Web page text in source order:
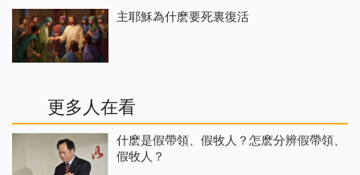
主耶穌為什麽要死裏復活
更多人在看
什麽是假帶領、假牧人？怎麽分辨假帶領、
假牧人？